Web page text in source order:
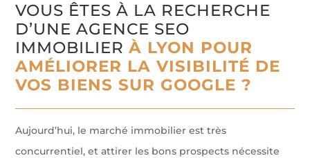
VOUS ÊTES À LA RECHERCHE
D’UNE AGENCE SEO
IMMOBILIERÀ LYON POUR
AMÉLIORER LA VISIBILITÉ DE
VOS BIENS SUR GOOGLE ?
Aujourd’hui, le marché immobilier est très
concurrentiel, et attirer les bons prospects nécessite